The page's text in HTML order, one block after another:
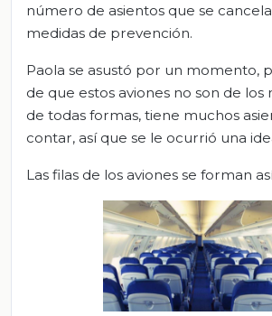
número de asientos que se
medidas de prevención.
Paola se asustó por un momento,
de que estos aviones no son de los
de todas formas, tiene muchos
contar, así que se le ocurrió una
Las filas de los aviones se forman